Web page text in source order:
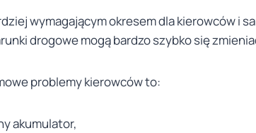
wymagającym okresem dla kierowców i
drogowe mogą bardzo szybko się
problemy kierowców to:
akumulator,